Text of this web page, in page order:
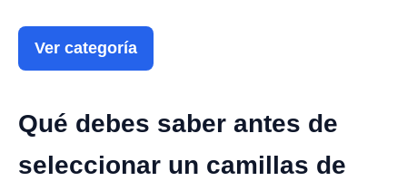
Ver categoría
Qué debes saber antes de
seleccionar un camillas de